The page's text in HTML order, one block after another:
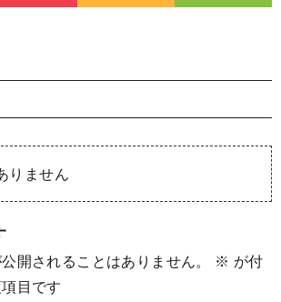
りません
開されることはありません。 ※ が付
目です